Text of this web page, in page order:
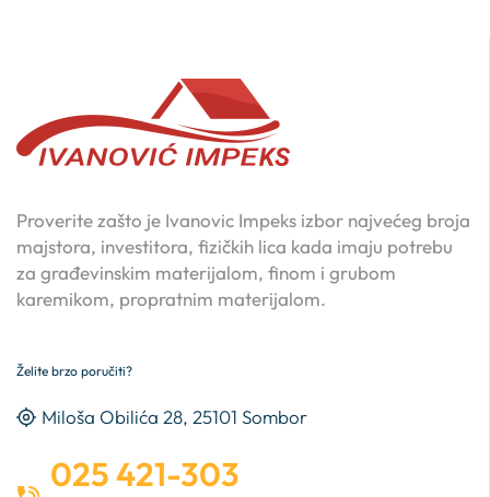
Proverite zašto je Ivanovic Impeks izbor najvećeg broja
majstora, investitora, fizičkih lica kada imaju potrebu
za građevinskim materijalom, finom i grubom
karemikom, propratnim materijalom.
Želite brzo poručiti?
Miloša Obilića 28, 25101 Sombor
025 421-303